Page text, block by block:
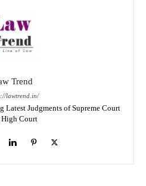
Trend
lawtrend.in/
Latest Judgments of Supreme Court
High Court